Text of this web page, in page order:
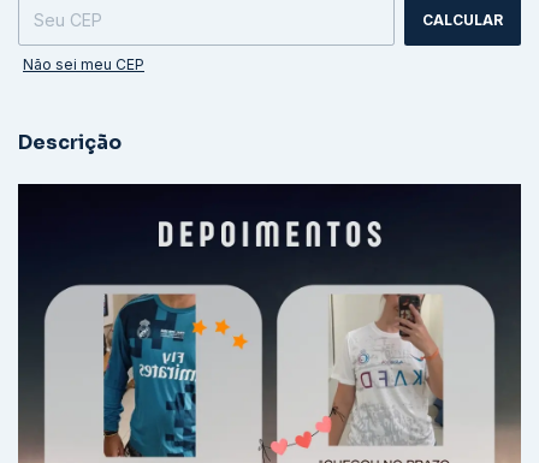
CALCULAR
Não sei meu CEP
Descrição